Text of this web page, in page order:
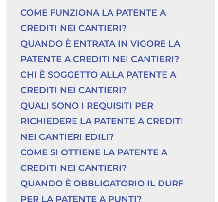
COME FUNZIONA LA PATENTE A
CREDITI NEI CANTIERI?
QUANDO È ENTRATA IN VIGORE LA
PATENTE A CREDITI NEI CANTIERI?
CHI È SOGGETTO ALLA PATENTE A
CREDITI NEI CANTIERI?
QUALI SONO I REQUISITI PER
RICHIEDERE LA PATENTE A CREDITI
NEI CANTIERI EDILI?
COME SI OTTIENE LA PATENTE A
CREDITI NEI CANTIERI?
QUANDO È OBBLIGATORIO IL DURF
PER LA PATENTE A PUNTI?